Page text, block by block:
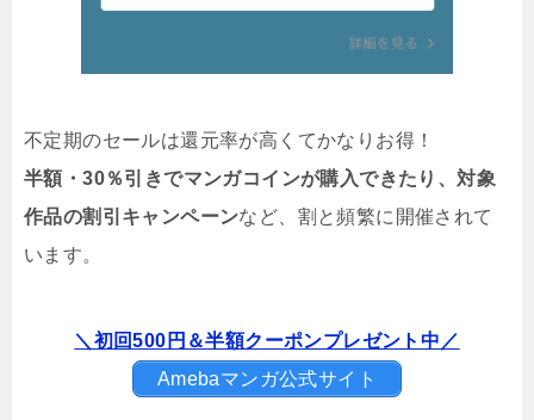
不定期のセールは還元率が高くてかなりお得！
半額・30％引きでマンガコインが購入できたり、対象
作品の割引キャンペーンなど、割と頻繁に開催されて
います。
＼初回500円＆半額クーポンプレゼント中／
Amebaマンガ公式サイト